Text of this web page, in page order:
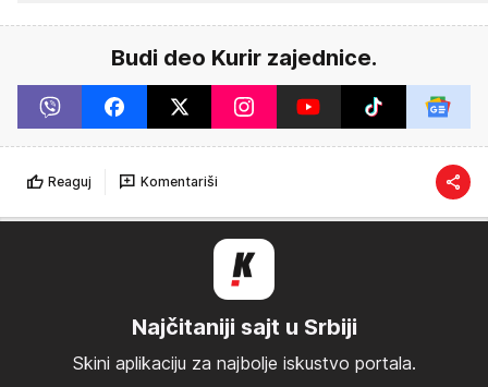
Budi deo Kurir zajednice.
Reaguj Komentariši
Najčitaniji sajt u Srbiji
Skini aplikaciju za najbolje iskustvo portala.